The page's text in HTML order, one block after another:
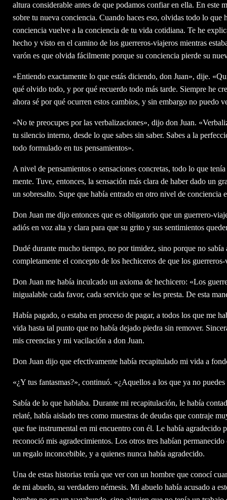
altura considerable antes de que podamos confiar en ella. En
sobre tu nueva conciencia. Cuando haces eso, olvidas todo lo
conciencia vuelve a la conciencia de tu vida cotidiana. Te he
hecho y visto en el camino de los guerreros-viajeros mientras
varón es que olvida fácilmente porque su conciencia pierde su
«Entiendo exactamente lo que estás diciendo, don Juan», dije.
qué olvido todo, y por qué recuerdo todo más tarde. Siempre he
ahora sé por qué ocurren estos cambios, y sin embargo no puedo
«No te preocupes por las verbalizaciones», dijo don Juan.
tu silencio interno, desde lo que sabes sin saber. Sabes a la
todo formulado en tus pensamientos».
A nivel de pensamientos o sensaciones concretas, todo lo que
mente. Tuve, entonces, la sensación más clara de haber dado un
un sobresalto. Supe que había entrado en otro nivel de conciencia
Don Juan me dijo entonces que es obligatorio que un guerrero-
adiós en voz alta y clara para que su grito y sus sentimientos
Dudé durante mucho tiempo, no por timidez, sino porque no
completamente el concepto de los hechiceros de que los
Don Juan me había inculcado un axioma de hechicero: «Los
inigualable cada favor, cada servicio que se les presta. De esta
Había pagado, o estaba en proceso de pagar, a todos los que me
vida hasta tal punto que no había dejado piedra sin remover.
mis creencias y mi vacilación a don Juan.
Don Juan dijo que efectivamente había recapitulado mi vida a
«¿Y tus fantasmas?», continuó. «¿Aquellos a los que ya no puedes
Sabía de lo que hablaba. Durante mi recapitulación, le había
relaté, había aislado tres como muestras de deudas que contraje
que fue instrumental en mi encuentro con él. Le había agradecido
reconoció mis agradecimientos. Los otros tres habían
un regalo inconcebible, y a quienes nunca había agradecido.
Una de estas historias tenía que ver con un hombre que conocí
de mi abuelo, su verdadero némesis. Mi abuelo había acusado a